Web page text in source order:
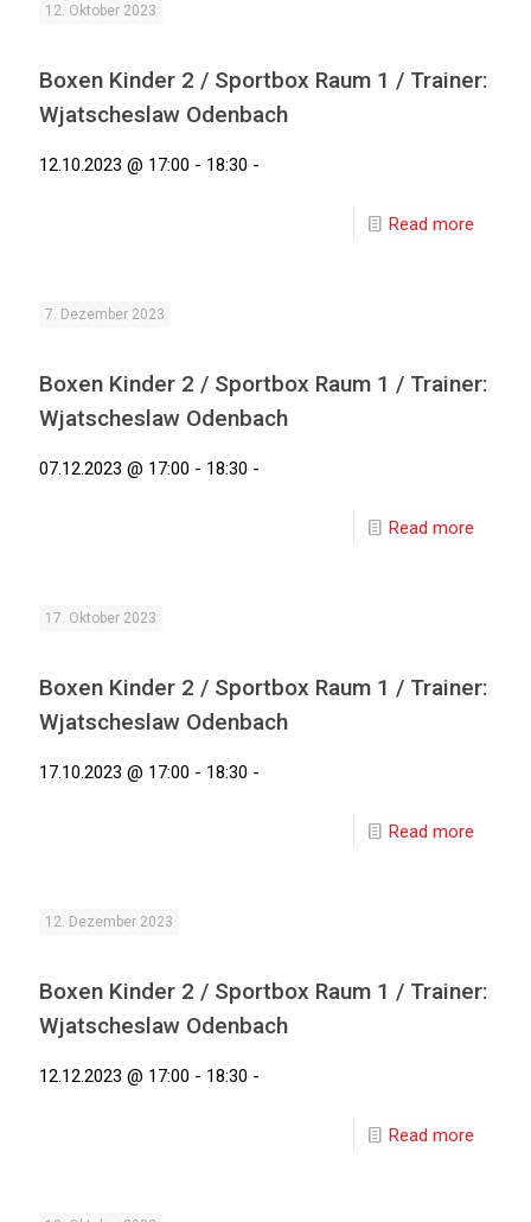
12. Oktober 2023
Boxen Kinder 2 / Sportbox Raum 1 / Trainer:
Wjatscheslaw Odenbach
12.10.2023 @ 17:00 - 18:30 -
Read more
7. Dezember 2023
Boxen Kinder 2 / Sportbox Raum 1 / Trainer:
Wjatscheslaw Odenbach
07.12.2023 @ 17:00 - 18:30 -
Read more
17. Oktober 2023
Boxen Kinder 2 / Sportbox Raum 1 / Trainer:
Wjatscheslaw Odenbach
17.10.2023 @ 17:00 - 18:30 -
Read more
12. Dezember 2023
Boxen Kinder 2 / Sportbox Raum 1 / Trainer:
Wjatscheslaw Odenbach
12.12.2023 @ 17:00 - 18:30 -
Read more